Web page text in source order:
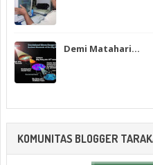
Demi Matahari…
KOMUNITAS BLOGGER